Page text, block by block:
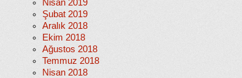
Nisan 2019
Şubat 2019
Aralık 2018
Ekim 2018
Ağustos 2018
Temmuz 2018
Nisan 2018